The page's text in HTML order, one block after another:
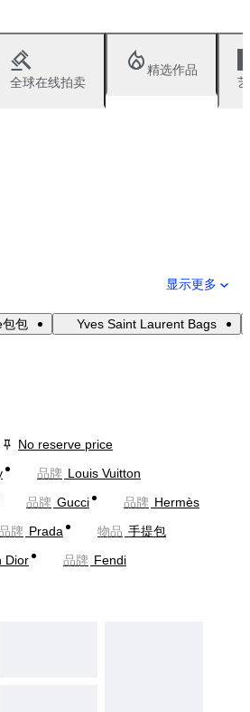
全球在线拍卖
精选作品
显示更多
包 Yves Saint Laurent Bags
No reserve price
品牌 Louis Vuitton
品牌 Gucci 品牌 Hermès
牌 Prada 物品 手提包
Dior 品牌 Fendi